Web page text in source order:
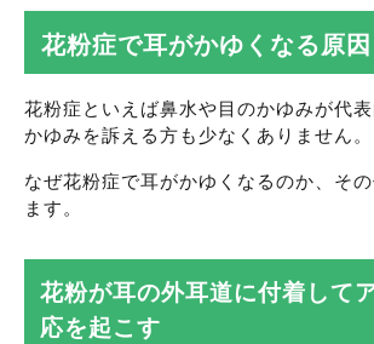
花粉症で耳がかゆくなる原因
花粉症といえば鼻水や目のかゆみが代
かゆみを訴える方も少なくありません。
なぜ花粉症で耳がかゆくなるのか、そ
ます。
花粉が耳の外耳道に付着して
応を起こす